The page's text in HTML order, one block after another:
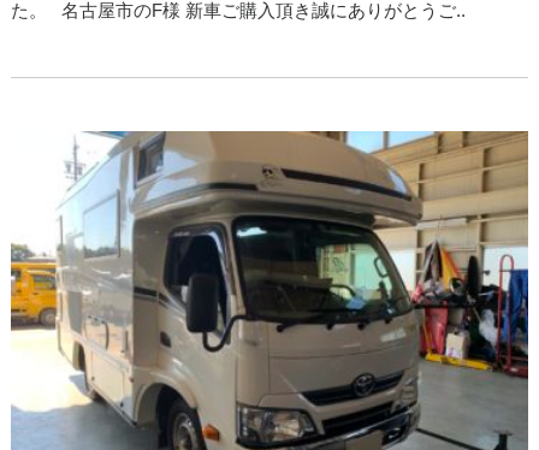
た。 名古屋市のF様 新車ご購入頂き誠にありがとうご..